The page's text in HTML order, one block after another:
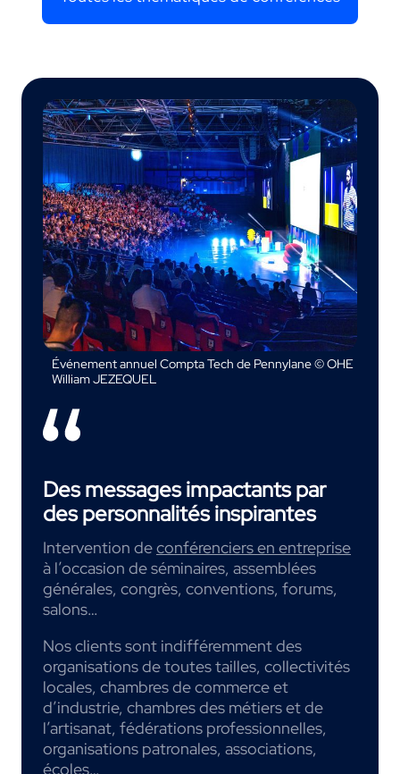
Événement annuel Compta Tech de Pennylane © OHE
William JEZEQUEL
Des messages impactants par
des personnalités inspirantes
Intervention deconférenciers en entreprise
à l’occasion de séminaires, assemblées
générales, congrès, conventions, forums,
salons…
Nos clients sont indifféremment des
organisations de toutes tailles, collectivités
locales, chambres de commerce et
d’industrie, chambres des métiers et de
l’artisanat, fédérations professionnelles,
organisations patronales, associations,
écoles…